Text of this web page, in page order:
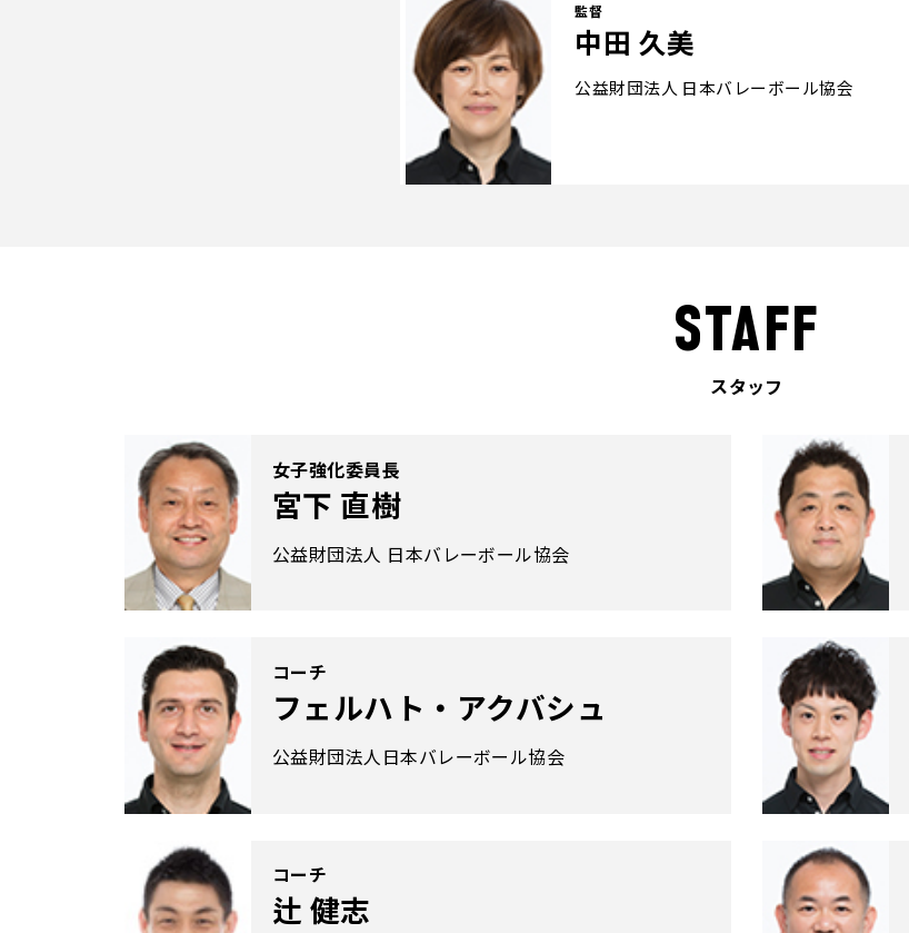
監督
中田 久美
公益財団法人 日本バレーボール協会
STAFF
スタッフ
女子強化委員長
宮下 直樹
公益財団法人 日本バレーボール協会
コーチ
フェルハト・アクバシュ
公益財団法人日本バレーボール協会
コーチ
辻 健志